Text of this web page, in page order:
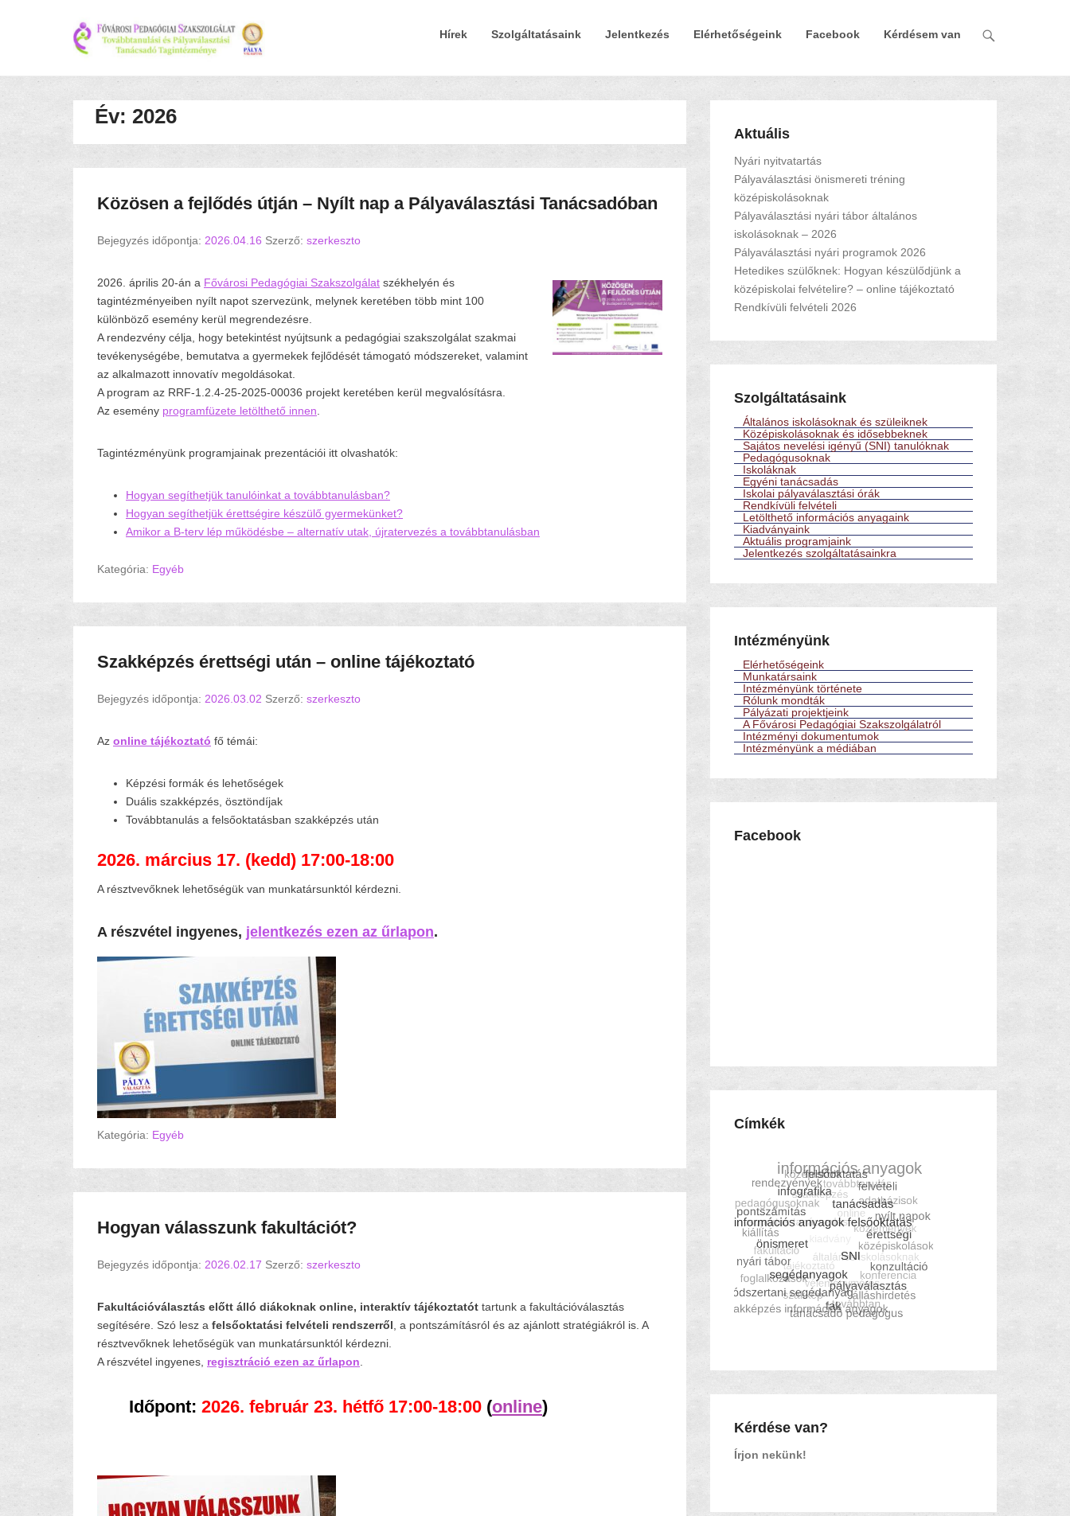
Elsődleges Menü
Tovább a tartalomra
Hírek Szolgáltatásaink Jelentkezés Elérhetőségeink Facebook Kérdésem van
Év: 2026
Közösen a fejlődés útján – Nyílt nap a Pályaválasztási Tanácsadóban
Bejegyzés időpontja: 2026.04.16 Szerző: szerkeszto
2026. április 20-án a Fővárosi Pedagógiai Szakszolgálat székhelyén és
tagintézményeiben nyílt napot szervezünk, melynek keretében több mint 100
különböző esemény kerül megrendezésre.
A rendezvény célja, hogy betekintést nyújtsunk a pedagógiai szakszolgálat szakmai
tevékenységébe, bemutatva a gyermekek fejlődését támogató módszereket, valamint
az alkalmazott innovatív megoldásokat.
A program az RRF-1.2.4-25-2025-00036 projekt keretében kerül megvalósításra.
Az esemény programfüzete letölthető innen
Tagintézményünk programjainak prezentációi itt olvashatók:
Hogyan segíthetjük tanulóinkat a továbbtanulásban?
Hogyan segíthetjük érettségire készülő gyermekünket?
Amikor a B-terv lép működésbe – alternatív utak, újratervezés a továbbtanulásban
Kategória: Egyéb
Szakképzés érettségi után – online tájékoztató
Bejegyzés időpontja: 2026.03.02 Szerző: szerkeszto
Az online tájékoztató fő témái:
Képzési formák és lehetőségek
Duális szakképzés, ösztöndíjak
Továbbtanulás a felsőoktatásban szakképzés után
2026. március 17. (kedd) 17:00-18:00
A résztvevőknek lehetőségük van munkatársunktól kérdezni.
A részvétel ingyenes, jelentkezés ezen az űrlapon.
Kategória: Egyéb
Hogyan válasszunk fakultációt?
Bejegyzés időpontja: 2026.02.17 Szerző: szerkeszto
Fakultációválasztás előtt álló diákoknak online, interaktív tájékoztatót tartunk a fakultációválasztás
segítésére. Szó lesz a felsőoktatási felvételi rendszerről , a pontszámításról és az ajánlott stratégiákról is. A
résztvevőknek lehetőségük van munkatársunktól kérdezni.
A részvétel ingyenes, regisztráció ezen az űrlapon
Időpont: 2026. február 23. hétfő 17:00-18:00 (online)
Aktuális
Nyári nyitvatartás
Pályaválasztási önismereti tréning
középiskolásoknak
Pályaválasztási nyári tábor általános
iskolásoknak – 2026
Pályaválasztási nyári programok 2026
Hetedikes szülőknek: Hogyan készülődjünk a
középiskolai felvételire? – online tájékoztató
Rendkívüli felvételi 2026
Szolgáltatásaink
Általános iskolásoknak és szüleiknek
Középiskolásoknak és idősebbeknek
Sajátos nevelési igényű (SNI) tanulóknak
Pedagógusoknak
Iskoláknak
Egyéni tanácsadás
Iskolai pályaválasztási órák
Rendkívüli felvételi
Letölthető információs anyagaink
Kiadványaink
Aktuális programjaink
Jelentkezés szolgáltatásainkra
Intézményünk
Elérhetőségeink
Munkatársaink
Intézményünk története
Rólunk mondták
Pályázati projektjeink
A Fővárosi Pedagógiai Szakszolgálatról
Intézményi dokumentumok
Intézményünk a médiában
Facebook
Címkék
Kérdése van?
Írjon nekünk!